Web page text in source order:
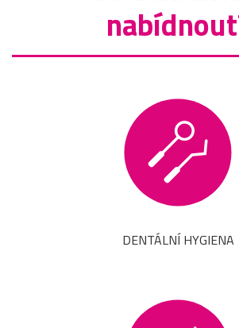
DENTÁLNÍ HYGIENA